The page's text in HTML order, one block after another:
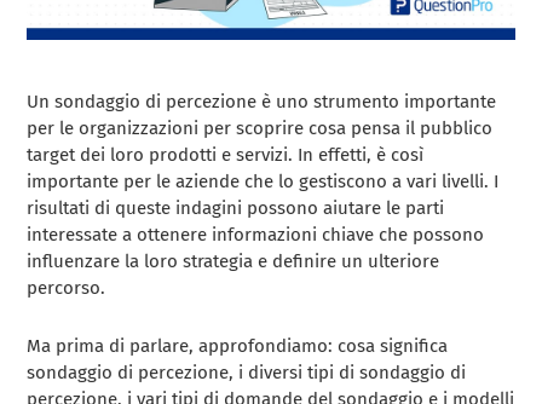
Un sondaggio di percezione è uno strumento importante
per le organizzazioni per scoprire cosa pensa il pubblico
target dei loro prodotti e servizi. In effetti, è così
importante per le aziende che lo gestiscono a vari livelli. I
risultati di queste indagini possono aiutare le parti
interessate a ottenere informazioni chiave che possono
influenzare la loro strategia e definire un ulteriore
percorso.
Ma prima di parlare, approfondiamo: cosa significa
sondaggio di percezione, i diversi tipi di sondaggio di